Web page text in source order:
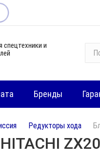
спецтехники и
с
к
п
а
Бренды
Редукторы хода